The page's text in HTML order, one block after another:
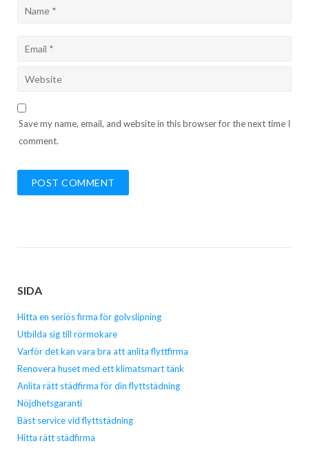
Save my name, email, and website in this browser for the next time I
comment.
SIDA
Hitta en seriös firma för golvslipning
Utbilda sig till rörmokare
Varför det kan vara bra att anlita flyttfirma
Renovera huset med ett klimatsmart tänk
Anlita rätt städfirma för din flyttstädning
Nöjdhetsgaranti
Bäst service vid flyttstädning
Hitta rätt städfirma